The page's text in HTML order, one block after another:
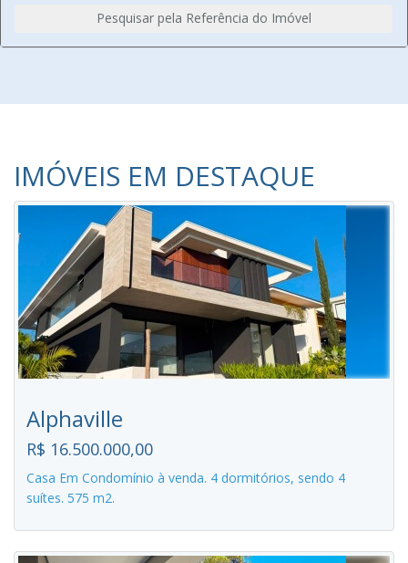
Pesquisar pela Referência do Imóvel
IMÓVEIS EM DESTAQUE
Alphaville
R$ 16.500.000,00
Casa Em Condomínio à venda. 4 dormitórios, sendo 4
suítes. 575 m2.